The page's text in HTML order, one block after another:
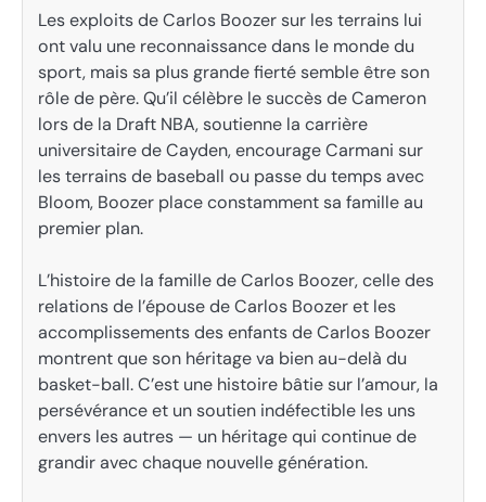
Les exploits de Carlos Boozer sur les terrains lui
ont valu une reconnaissance dans le monde du
sport, mais sa plus grande fierté semble être son
rôle de père. Qu’il célèbre le succès de Cameron
lors de la Draft NBA, soutienne la carrière
universitaire de Cayden, encourage Carmani sur
les terrains de baseball ou passe du temps avec
Bloom, Boozer place constamment sa famille au
premier plan.
L’histoire de la famille de Carlos Boozer, celle des
relations de l’épouse de Carlos Boozer et les
accomplissements des enfants de Carlos Boozer
montrent que son héritage va bien au-delà du
basket-ball. C’est une histoire bâtie sur l’amour, la
persévérance et un soutien indéfectible les uns
envers les autres — un héritage qui continue de
grandir avec chaque nouvelle génération.